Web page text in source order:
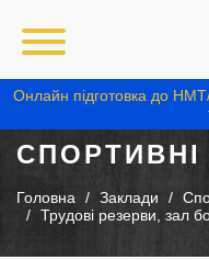
Онлайн підготовка до
СПОРТИВНІ
Головна Заклади
Трудові резерви, зал